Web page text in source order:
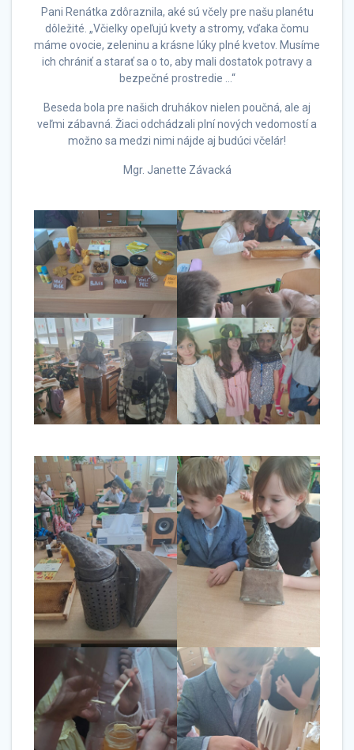
Pani Renátka zdôraznila, aké sú včely pre našu planétu
dôležité. „Včielky opeľujú kvety a stromy, vďaka čomu
máme ovocie, zeleninu a krásne lúky plné kvetov. Musíme
ich chrániť a starať sa o to, aby mali dostatok potravy a
bezpečné prostredie …“
Beseda bola pre našich druhákov nielen poučná, ale aj
veľmi zábavná. Žiaci odchádzali plní nových vedomostí a
možno sa medzi nimi nájde aj budúci včelár!
Mgr. Janette Závacká